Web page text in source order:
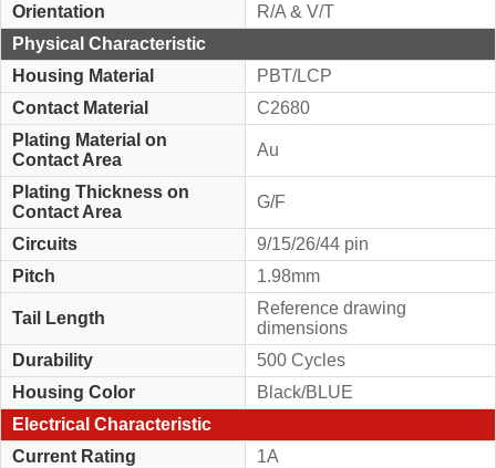
Orientation
R/A & V/T
Physical Characteristic
Housing Material
PBT/LCP
Contact Material
C2680
Plating Material on
Contact Area
Au
Plating Thickness on
Contact Area
G/F
Circuits
9/15/26/44 pin
Pitch
1.98mm
Tail Length
Reference drawing
dimensions
Durability
500 Cycles
Housing Color
Black/BLUE
Electrical Characteristic
Current Rating
1A